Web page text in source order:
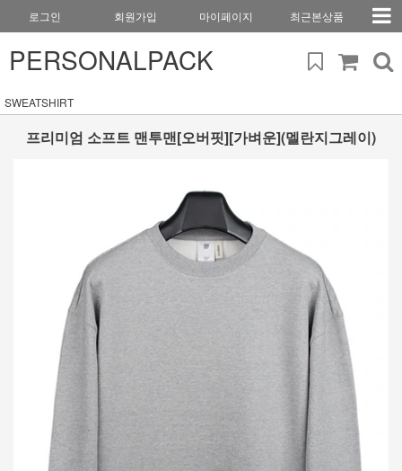
로그인 회원가입 마이페이지 최근본상품
PERSONALPACK
SWEATSHIRT
프리미엄 소프트 맨투맨[오버핏][가벼운](멜란지그레이)